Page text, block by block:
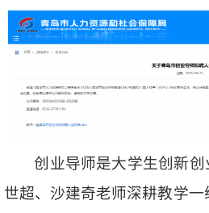
创业导师是大学生创新创
世超、沙建奇老师深耕教学